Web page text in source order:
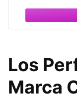
Los
Marca